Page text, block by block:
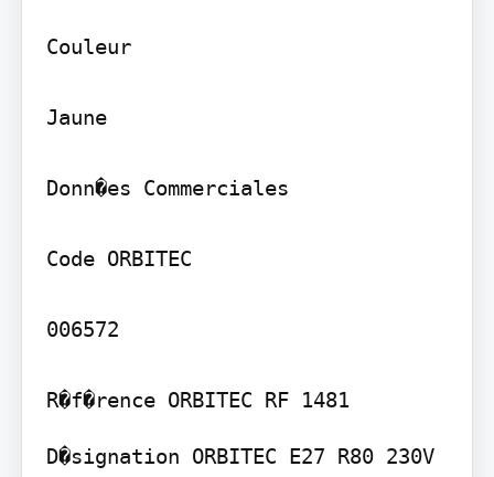
Couleur
Jaune
Donn�es Commerciales
Code ORBITEC
006572
R�f�rence ORBITEC RF 1481
D�signation ORBITEC E27 R80 230V